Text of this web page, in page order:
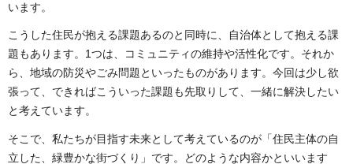
います。
こうした住民が抱える課題あるのと同時に、自治体として抱える課
題もあります。1つは、コミュニティの維持や活性化です。それか
ら、地域の防災やごみ問題といったものがあります。今回は少し欲
張って、できればこういった課題も先取りして、一緒に解決したい
と考えています。
そこで、私たちが目指す未来として考えているのが「住民主体の自
立した、緑豊かな街づくり」です。どのような内容かといいます